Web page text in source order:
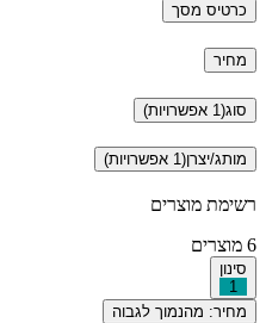
כרטיס מסך
מחיר
סוג(1 אפשרויות)
מותג/יצרן(1 אפשרויות)
רשימת מוצרים
6 מוצרים
סינון
1
מחיר: מהנמוך לגבוה